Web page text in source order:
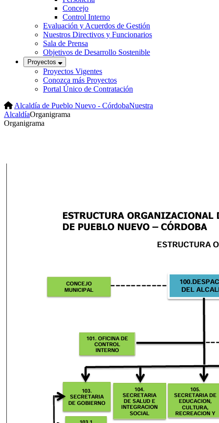
Concejo
Control Interno
Evaluación y Acuerdos de Gestión
Nuestros Directivos y Funcionarios
Sala de Prensa
Objetivos de Desarrollo Sostenible
Proyectos
Proyectos Vigentes
Conozca más Proyectos
Portal Único de Contratación
Alcaldía de Pueblo Nuevo - CórdobaNuestra
AlcaldíaOrganigrama
Organigrama​